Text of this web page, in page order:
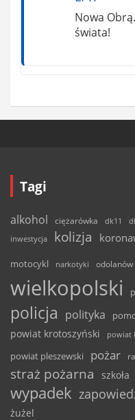
Nowa
świata!
Tagi
alkohol ciężarówka dk11
inwestycja
kolizja
motocykl narkotyki odolanów
wielkopolski
policja polityka
powiat krotoszyński powiat
powiat pleszewski pożar
straż pożarna szkoła
wypadek
żużel